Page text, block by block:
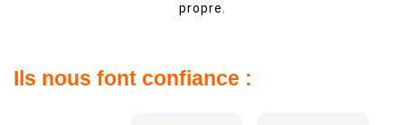
propre.
Ils nous font confiance :